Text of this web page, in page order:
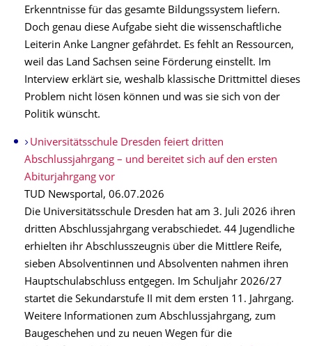
Erkenntnisse für das gesamte Bildungssystem liefern.
Doch genau diese Aufgabe sieht die wissenschaftliche
Leiterin Anke Langner gefährdet. Es fehlt an Ressourcen,
weil das Land Sachsen seine Förderung einstellt. Im
Interview erklärt sie, weshalb klassische Drittmittel dieses
Problem nicht lösen können und was sie sich von der
Politik wünscht.
Universitätsschule Dresden feiert dritten
Abschlussjahrgang – und bereitet sich auf den ersten
Abiturjahrgang vor
TUD Newsportal, 06.07.2026
Die Universitätsschule Dresden hat am 3. Juli 2026 ihren
dritten Abschlussjahrgang verabschiedet. 44 Jugendliche
erhielten ihr Abschlusszeugnis über die Mittlere Reife,
sieben Absolventinnen und Absolventen nahmen ihren
Hauptschulabschluss entgegen. Im Schuljahr 2026/27
startet die Sekundarstufe II mit dem ersten 11. Jahrgang.
Weitere Informationen zum Abschlussjahrgang, zum
Baugeschehen und zu neuen Wegen für die